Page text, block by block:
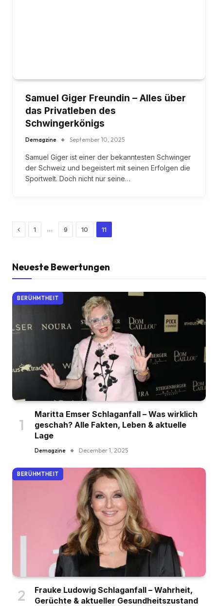
Samuel Giger Freundin – Alles über
das Privatleben des
Schwingerkönigs
Demagzine September 10, 2025
Samuel Giger ist einer der bekanntesten Schwinger
der Schweiz und begeistert mit seinen Erfolgen die
Sportwelt. Doch nicht nur seine…
Previous
1 … 9 10 11
Neueste Bewertungen
BERÜHMTHEIT
Maritta Emser Schlaganfall – Was wirklich
geschah? Alle Fakten, Leben & aktuelle
Lage
Demagzine December 1, 2025
BERÜHMTHEIT
Frauke Ludowig Schlaganfall – Wahrheit,
Gerüchte & aktueller Gesundheitszustand